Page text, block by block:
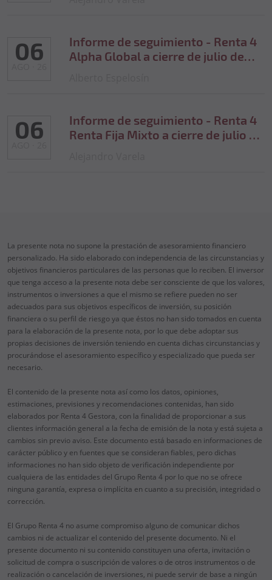
06
Informe de seguimiento - Renta 4
Alpha Global a cierre de julio de
06
Informe de seguimiento - Renta 4
Renta Fija Mixto a cierre de julio de
La presente nota no supone la prestación de asesoramiento financiero
personalizado. Ha sido elaborado con independencia de las circunstancias y
objetivos financieros particulares de las personas que lo reciben. El inversor
que tenga acceso a la presente nota debe ser consciente de que los valores,
instrumentos o inversiones a que el mismo se refiere pueden no ser
adecuados para sus objetivos específicos de inversión, su posición
financiera o su perfil de riesgo ya que éstos no han sido tomados en cuenta
para la elaboración de la presente nota, por lo que debe adoptar sus
propias decisiones de inversión teniendo en cuenta dichas circunstancias y
procurándose el asesoramiento específico y especializado que pueda ser
necesario.
El contenido de la presente nota así como los datos, opiniones,
estimaciones, previsiones y recomendaciones contenidas, han sido
elaborados por Renta 4 Gestora, con la finalidad de proporcionar a sus
clientes información general a la fecha de emisión de la nota y está sujeta a
cambios sin previo aviso. Este documento está basado en informaciones de
carácter público y en fuentes que se consideran fiables, pero dichas
informaciones no han sido objeto de verificación independiente por
cualquiera de las entidades del Grupo Renta 4 por lo que no se ofrece
ninguna garantía, expresa o implícita en cuanto a su precisión, integridad o
corrección.
El Grupo Renta 4 no asume compromiso alguno de comunicar dichos
cambios ni de actualizar el contenido del presente documento. Ni el
presente documento ni su contenido constituyen una oferta, invitación o
solicitud de compra o suscripción de valores o de otros instrumentos o de
realización o cancelación de inversiones, ni puede servir de base a ningún